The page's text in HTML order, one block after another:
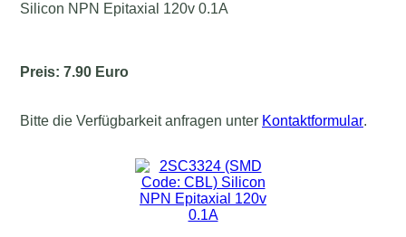
Silicon NPN Epitaxial 120v 0.1A
Preis: 7.90 Euro
Bitte die Verfügbarkeit anfragen unter Kontaktformular.